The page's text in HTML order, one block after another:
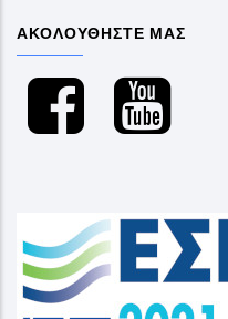
ΑΚΟΛΟΥΘΗΣΤΕ ΜΑΣ